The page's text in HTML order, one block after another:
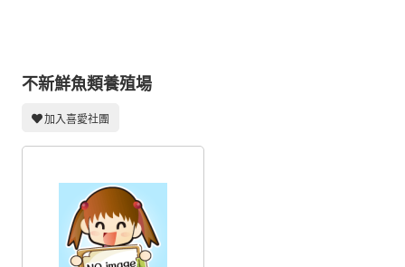
交流中心
攤位轉讓區
會員功能選單
會員中心
註冊會員
登入
不新鮮魚類養殖場
加入喜愛社團